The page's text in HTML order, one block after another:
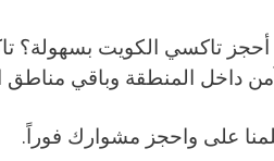
داخل المنطقة وباقي مناطق
على واحجز مشوارك فوراً.